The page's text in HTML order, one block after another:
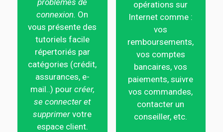
problèmes de
connexion. On
vous présente des
tutoriels facile
répertoriés par
catégories (crédit,
assurances, e-
mail..) pour créer,
se connecter et
supprimer votre
espace client.
opérations sur
Internet comme :
vos
remboursements,
vos comptes
bancaires, vos
paiements, suivre
vos commandes,
contacter un
conseiller, etc.